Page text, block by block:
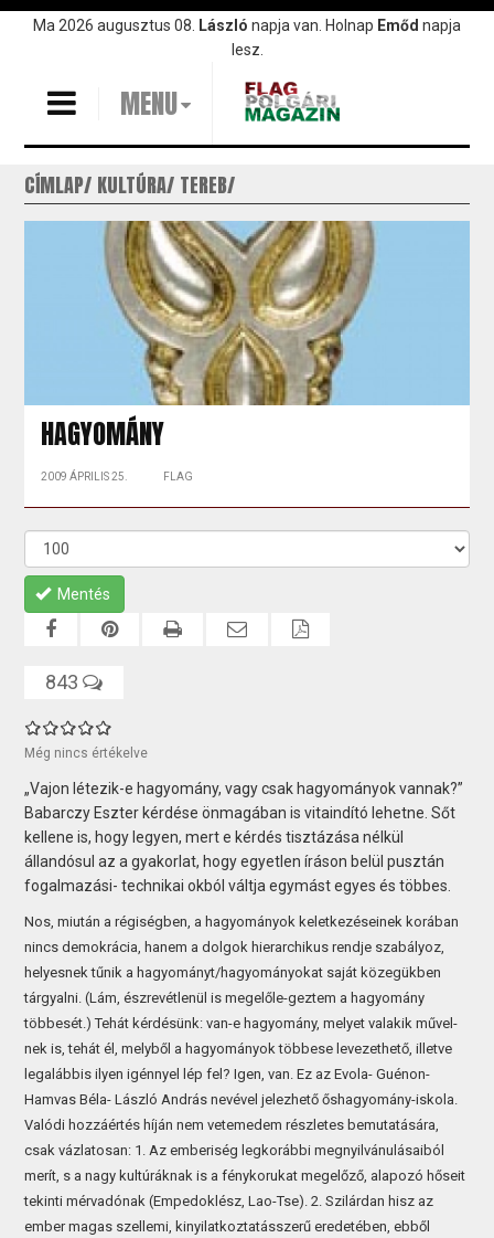
UgrásMa 2026 augusztus 08. László napja van. Holnap Emőd napja
lesz.
MENU
CÍMLAP KULTÚRA TEREB
HAGYOMÁNY
2009 ÁPRILIS 25. FLAG
Mentés
843
Még nincs értékelve
„Vajon létezik-e hagyomány, vagy csak hagyományok vannak?”
Babarczy Eszter kérdése önmagában is vitaindító lehetne. Sőt
kellene is, hogy legyen, mert e kérdés tisztázása nélkül
állandósul az a gyakorlat, hogy egyetlen íráson belül pusztán
fogalmazási- technikai okból váltja egymást egyes és többes.
Nos, miután a régiségben, a hagyományok keletkezéseinek korában
nincs demokrácia, hanem a dolgok hierarchikus rendje szabályoz,
helyesnek tűnik a hagyományt/hagyományokat saját közegükben
tárgyalni. (Lám, észrevétlenül is megelőle-geztem a hagyomány
többesét.) Tehát kérdésünk: van-e hagyomány, melyet valakik művel-
nek is, tehát él, melyből a hagyományok többese levezethető, illetve
legalábbis ilyen igénnyel lép fel? Igen, van. Ez az Evola- Guénon-
Hamvas Béla- László András nevével jelezhető őshagyomány-iskola.
Valódi hozzáértés híján nem vetemedem részletes bemutatására,
csak vázlatosan: 1. Az emberiség legkorábbi megnyilvánulásaiból
merít, s a nagy kultúráknak is a fénykorukat megelőző, alapozó hőseit
tekinti mérvadónak (Empedoklész, Lao-Tse). 2. Szilárdan hisz az
ember magas szellemi, kinyilatkoztatásszerű eredetében, ebből